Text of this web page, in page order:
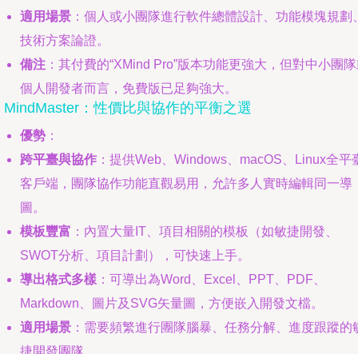
適用場景 ：個人或小團隊進行軟件總體設計、功能模塊規劃
技術方案論證。
備注 ：其付費的“XMind Pro”版本功能更強大，但對中小團
個人開發者而言，免費版已足夠強大。
MindMaster：性價比與協作的平衡之選
優勢 ：
跨平臺與協作 ：提供Web、Windows、macOS、Linux全平
客戶端，團隊協作功能直觀易用，允許多人實時編輯同一導
圖。
模板豐富 ：內置大量IT、項目相關的模板（如敏捷開發、
SWOT分析、項目計劃），可快速上手。
導出格式多樣 ：可導出為Word、Excel、PPT、PDF、
Markdown、圖片及SVG矢量圖，方便嵌入開發文檔。
適用場景 ：需要頻繁進行團隊腦暴、任務分解、進度跟蹤的
捷開發團隊。